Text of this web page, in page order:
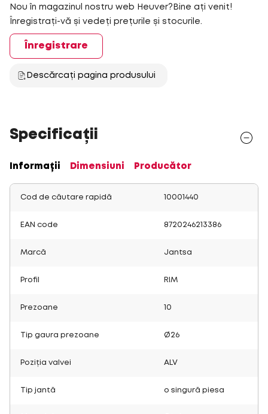
Nou în magazinul nostru web Heuver?Bine ați venit!
Înregistrați-vă și vedeți prețurile și stocurile.
Înregistrare
Descărcați pagina produsului
Specificații
Informații Dimensiuni Producător
Cod de căutare rapidă 10001440
EAN code 8720246213386
Marcă Jantsa
Profil RIM
Prezoane 10
Tip gaura prezoane Ø26
Poziția valvei ALV
Tip jantă o singură piesa